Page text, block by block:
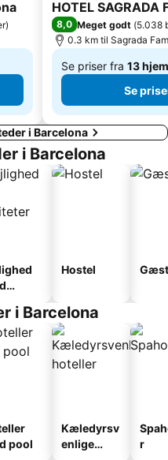
Catalunya Metro Station
de Barcelona
Martí
de la Barceloneta
)
3 Stjerner
HOTEL SAGRADA
8,0 Meget godt (5.038
0.3 km til Sagrada
Se priser fra 13
Af
625 kr. Se
i Barcelona
i Barcelona
Hostel
i Barcelona
pool
Kæledyrsv
enlige
r